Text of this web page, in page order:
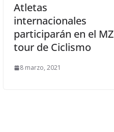
Atletas
internacionales
participarán en el MZ
tour de Ciclismo
8 marzo, 2021